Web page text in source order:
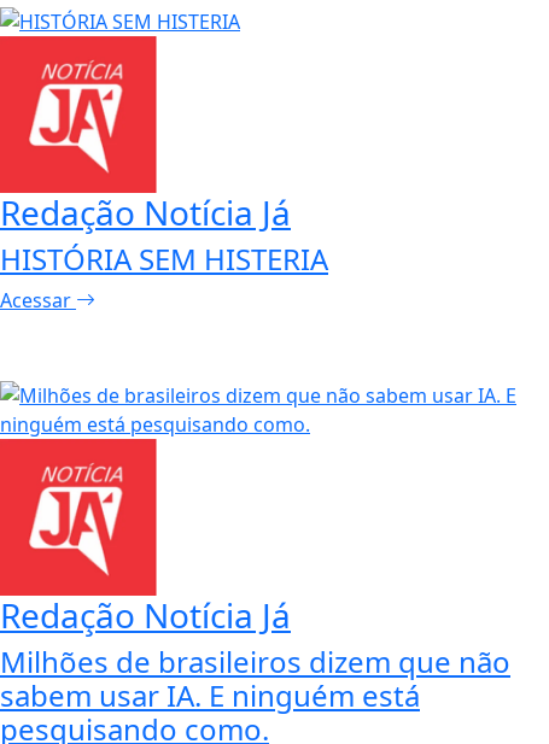
Redação Notícia Já
HISTÓRIA SEM HISTERIA
Acessar
Redação Notícia Já
Milhões de brasileiros dizem que não
sabem usar IA. E ninguém está
pesquisando como.